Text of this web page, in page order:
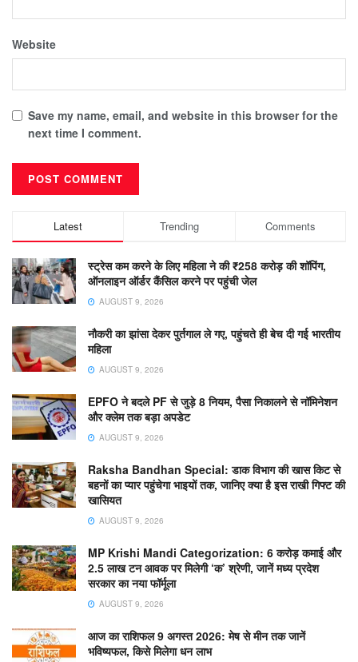
Website
Save my name, email, and website in this browser for the
next time I comment.
Latest Trending Comments
स्ट्रेस कम करने के लिए महिला ने की ₹258 करोड़ की शॉपिंग,
ऑनलाइन ऑर्डर कैंसिल करने पर पहुंची जेल
AUGUST 9, 2026
नौकरी का झांसा देकर पुर्तगाल ले गए, पहुंचते ही बेच दी गई भारतीय
महिला
AUGUST 9, 2026
EPFO ने बदले PF से जुड़े 8 नियम, पैसा निकालने से नॉमिनेशन
और क्लेम तक बड़ा अपडेट
AUGUST 9, 2026
Raksha Bandhan Special: डाक विभाग की खास किट से
बहनों का प्यार पहुंचेगा भाइयों तक, जानिए क्या है इस राखी गिफ्ट की
खासियत
AUGUST 9, 2026
MP Krishi Mandi Categorization: 6 करोड़ कमाई और
2.5 लाख टन आवक पर मिलेगी ‘क’ श्रेणी, जानें मध्य प्रदेश
सरकार का नया फॉर्मूला
AUGUST 9, 2026
आज का राशिफल 9 अगस्त 2026: मेष से मीन तक जानें
भविष्यफल, किसे मिलेगा धन लाभ